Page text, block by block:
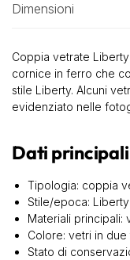
Dimensioni
Coppia vetrate
cornice in ferro che
stile Liberty. Alcuni
evidenziato nelle
Dati
Tipologia: coppia
Stile/epoca: Liberty
Materiali principali:
Colore: vetri in
Stato di